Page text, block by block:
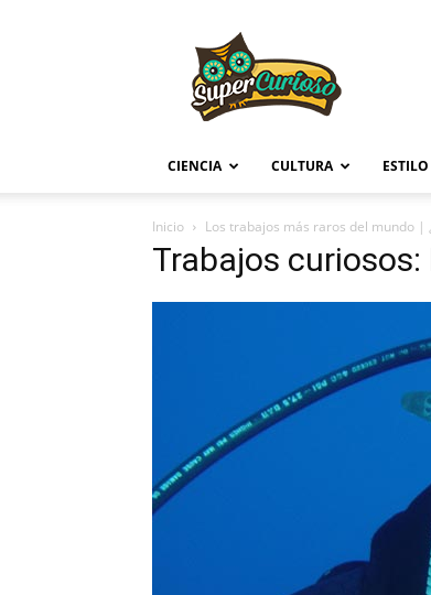
CIENCIA CULTURA
Inicio Los trabajos más raros del mundo |
Trabajos